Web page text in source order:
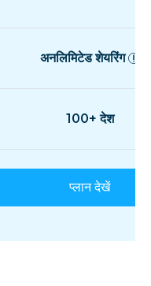
अनलिमिटेड शेयरिंग
100+ देश
प्लान देखें